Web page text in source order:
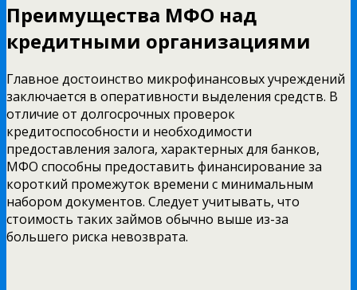
Преимущества МФО над
кредитными организациями
Главное достоинство микрофинансовых учреждений
заключается в оперативности выделения средств. В
отличие от долгосрочных проверок
кредитоспособности и необходимости
предоставления залога, характерных для банков,
МФО способны предоставить финансирование за
короткий промежуток времени с минимальным
набором документов. Следует учитывать, что
стоимость таких займов обычно выше из-за
большего риска невозврата.